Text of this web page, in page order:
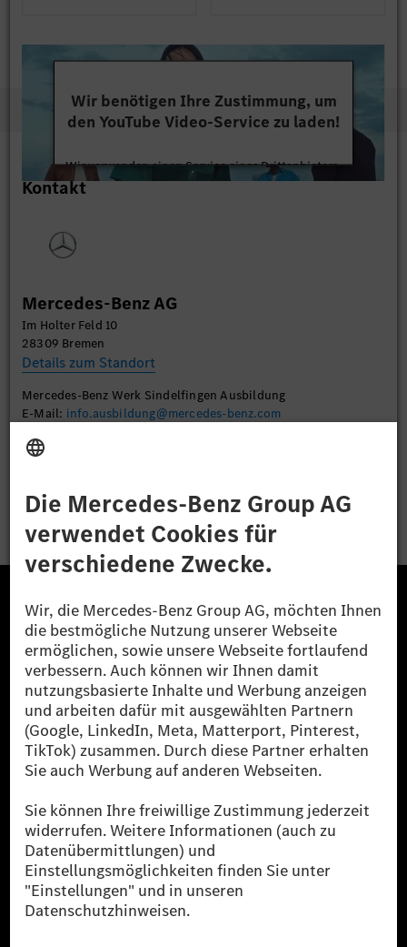
Wir benötigen Ihre Zustimmung, um
den YouTube Video-Service zu laden!
Wir verwenden einen Service eines Drittanbieters,
um Videoinhalte einzubetten. Dieser Service kann
Kontakt
Mercedes-Benz AG
Im Holter Feld 10
28309 Bremen
Details zum Standort
Mercedes-Benz Werk Sindelfingen Ausbildung
E-Mail: info.ausbildung@mercedes-benz.com
Bewerben
Die Mercedes-Benz Group.
Die Mercedes-Benz Group AG (ehemals Daimler AG)
ist eines der erfolgreichsten Automobilunternehmen
der Welt. Mit der Mercedes-Benz AG gehören wir zu
den größten Anbietern von Premium- und Luxus-Pkw
und Vans. Die Mercedes-Benz Mobility AG bietet
Finanzierung, Leasing, Fahrzeugabos und –miete,
Flottenmanagement, digitale Services rund um Laden
und Bezahlen, die Vermittlung von Versicherungen
sowie innovative Mobilitätsdienstleistungen an.
Mehr erfahren